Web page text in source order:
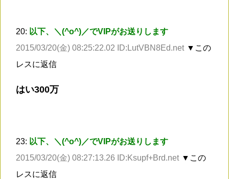
20: 以下、＼(^o^)／でVIPがお送りします
2015/03/20(金) 08:25:22.02 ID:LutVBN8Ed.net ▼この
レスに返信
はい300万
23: 以下、＼(^o^)／でVIPがお送りします
2015/03/20(金) 08:27:13.26 ID:Ksupf+Brd.net ▼この
レスに返信